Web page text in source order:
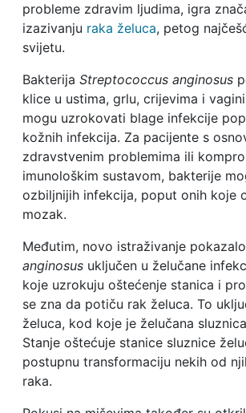
probleme zdravim ljudima, igra
izazivanju raka želuca, petog
svijetu.
Bakterija Streptococcus anginosus
klice u ustima, grlu, crijevima i
mogu uzrokovati blage infekcije
kožnih infekcija. Za pacijente s
zdravstvenim problemima ili
imunološkim sustavom, bakterije
ozbiljnijih infekcija, poput onih koje
mozak.
Međutim, novo istraživanje
anginosusuključen u želučane
koje uzrokuju oštećenje stanica i
se zna da potiču rak želuca. To
želuca, kod koje je želučana
Stanje oštećuje stanice sluznice
postupnu transformaciju nekih od
raka.